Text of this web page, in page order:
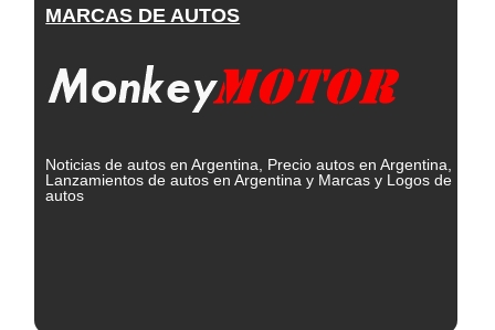
MARCAS DE AUTOS
Noticias de autos en Argentina, Precio autos en Argentina,
Lanzamientos de autos en Argentina y Marcas y Logos de
autos